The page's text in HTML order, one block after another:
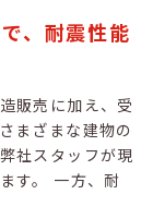
、耐震性能
販売に加え、受
まざまな建物の
社スタッフが現
す。 一方、耐